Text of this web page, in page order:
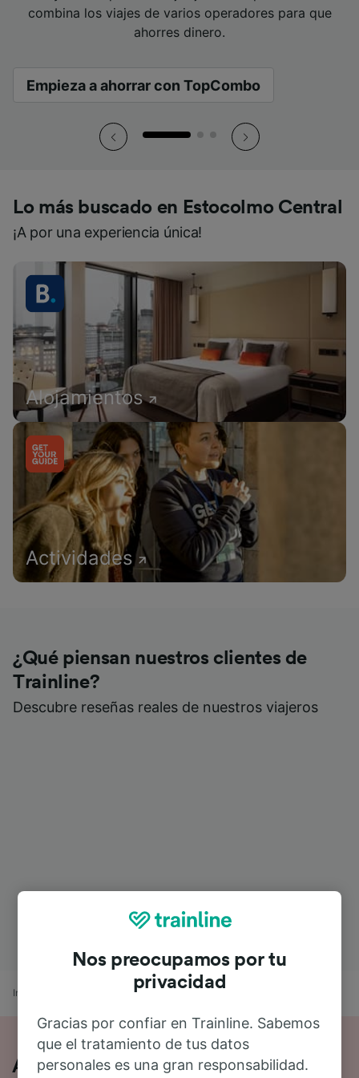
combina los viajes de varios operadores para que
ahorres dinero.
Empieza a ahorrar con TopCombo
viajar.
mano.
combina los viajes de varios operadores para que
ahorres dinero.
Empieza a ahorrar con TopCombo
viajar.
mano.
combina los viajes de varios operadores para que
ahorres dinero.
Empieza a ahorrar con TopCombo
viajar.
mano.
Lo más buscado en Estocolmo Central
¡A por una experiencia única!
Alojamientos
Actividades
¿Qué piensan nuestros clientes de
Trainline?
Descubre reseñas reales de nuestros viajeros
Inicio Horarios de trenes
Así es viajar en tren de Copenhague a
Nos preocupamos por tu
privacidad
Gracias por confiar en Trainline. Sabemos
que el tratamiento de tus datos
personales es una gran responsabilidad.